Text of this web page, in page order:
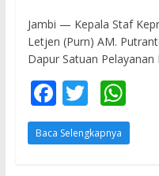
Jambi — Kepala Staf
Letjen (Purn) AM.
Dapur Satuan Pelayanan
F
ac
e
T
w
itt
W
h
at
Baca Selengkapnya